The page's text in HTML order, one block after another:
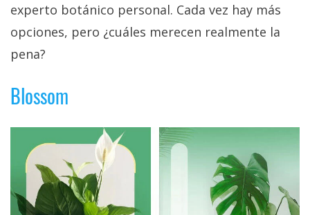
experto botánico personal. Cada vez hay más
opciones, pero ¿cuáles merecen realmente la
pena?
Blossom